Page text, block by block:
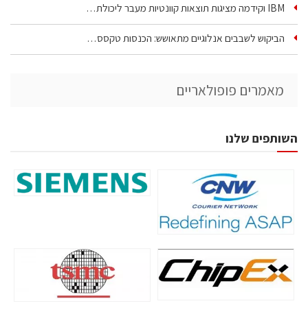
IBM וקידמה מציגות תוצאות קוונטיות מעבר ליכולת…
הביקוש לשבבים אנלוגיים מתאושש: הכנסות טקסס…
מאמרים פופולאריים
השותפים שלנו